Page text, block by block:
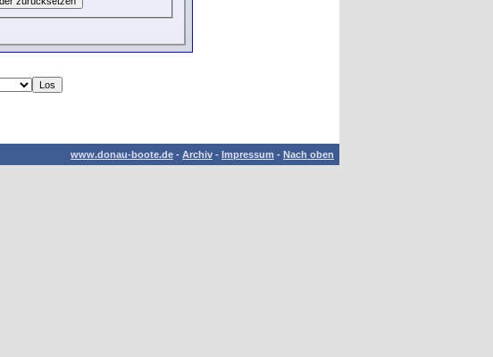
www.donau-boote.de - Archiv - Impressum - Nach oben